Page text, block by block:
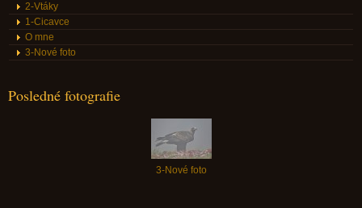
2-Vtáky
1-Cicavce
O mne
3-Nové foto
Posledné fotografie
3-Nové foto